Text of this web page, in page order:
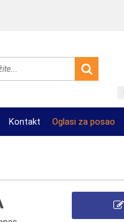
Kontakt Oglasi za posao